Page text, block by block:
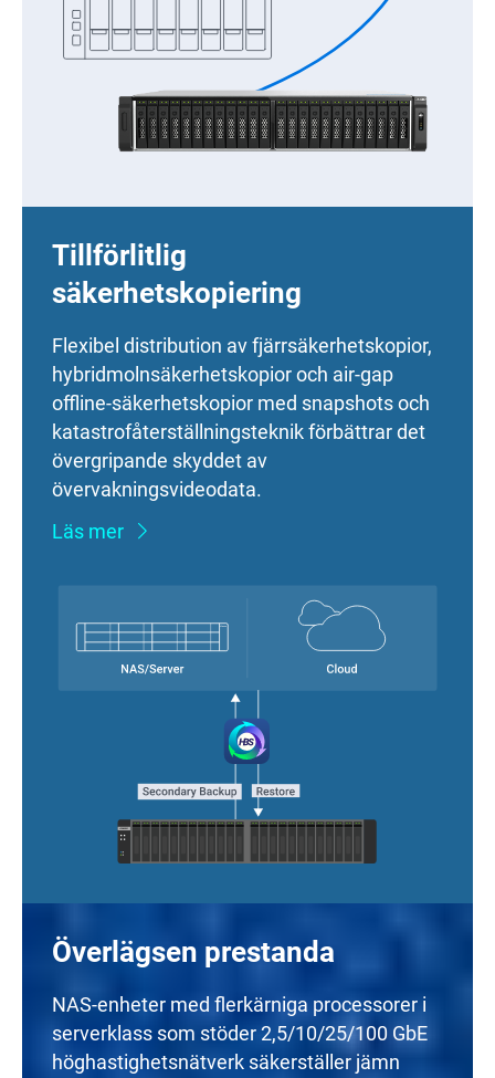
Tillförlitlig
säkerhetskopiering
Flexibel distribution av fjärrsäkerhetskopior,
hybridmolnsäkerhetskopior och air-gap
offline-säkerhetskopior med snapshots och
katastrofåterställningsteknik förbättrar det
övergripande skyddet av
övervakningsvideodata.
Läs mer
Överlägsen prestanda
NAS-enheter med flerkärniga processorer i
serverklass som stöder 2,5/10/25/100 GbE
höghastighetsnätverk säkerställer jämn